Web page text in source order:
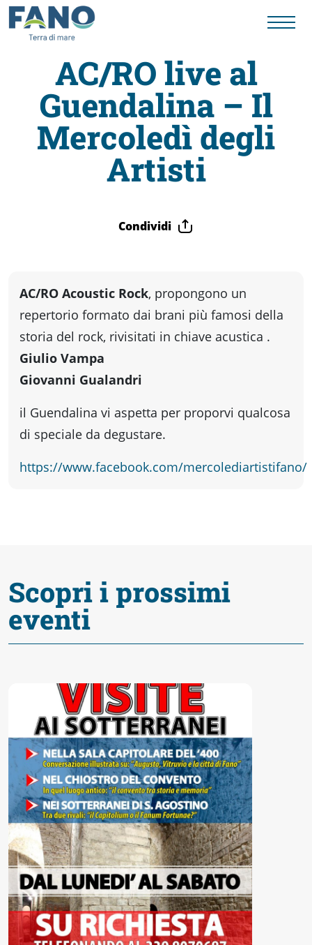
Fano
Visit
fare
Percorsi
storici
Enogastronomia
Fano
Accessibili
AC/RO live al
Guendalina – Il
Mercoledì degli
Artisti
Condividi
AC/RO Acoustic Rock, propongono un
repertorio formato dai brani più famosi della
storia del rock, rivisitati in chiave acustica .
Giulio Vampa
Giovanni Gualandri
il Guendalina vi aspetta per proporvi qualcosa
di speciale da degustare.
https://www.facebook.com/mercolediartistifano/
Scopri i prossimi
eventi